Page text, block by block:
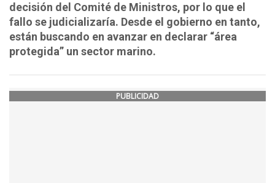
decisión del Comité de Ministros, por lo que el
fallo se judicializaría. Desde el gobierno en tanto,
están buscando en avanzar en declarar “área
protegida” un sector marino.
PUBLICIDAD